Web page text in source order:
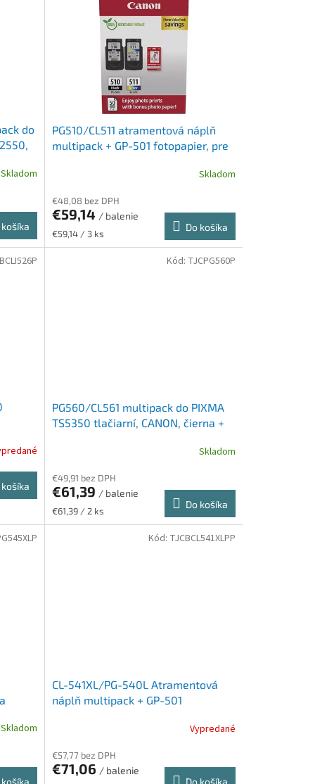
do
Skladom
košíka
PG510/CL511 atramentová náplň
multipack + GP-501 fotopapier, pre
Skladom
€48,08 bez DPH
€59,14 / balenie
Jednotková
cena:
€59,14 / 3 ks
Do košíka
košíka
PG560/CL561 multipack do PIXMA
TS5350 tlačiarní, CANON, čierna +
Skladom
€49,91 bez DPH
€61,39 / balenie
Jednotková
cena:
€61,39 / 2 ks
Do košíka
Kód: TJCPG560P
Skladom
košíka
CL-541XL/PG-540L Atramentová
náplň multipack + GP-501
Vypredané
€57,77 bez DPH
€71,06 / balenie
Kód: TJCBCL541XLPP